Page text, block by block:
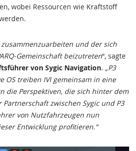
wobei Ressourcen wie Kraftstoff
und der sich
Gemeinschaft beizutreten“, sagte
von Sygic Navigation. „P3
OS treiben IVI gemeinsam in eine
die Perspektiven, die sich hinter dem
zwischen Sygic und P3
von Nutzfahrzeugen nun
Entwicklung profitieren.“